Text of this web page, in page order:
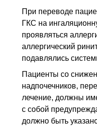
При переводе
ГКС на
проявляться
аллергический
подавлялись
Пациенты со
надпочечников,
лечение, должны
с собой
должно быть